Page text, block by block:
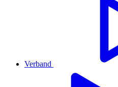
Verband